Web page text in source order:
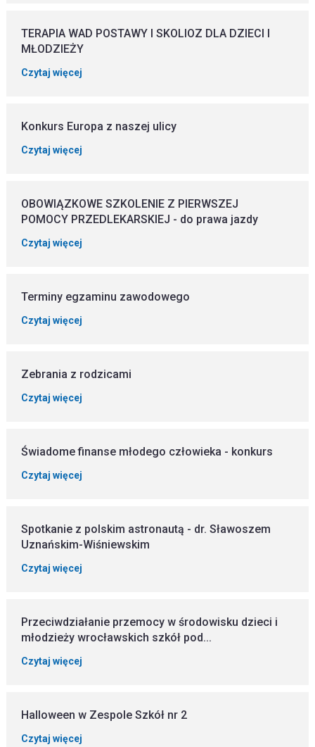
TERAPIA WAD POSTAWY I SKOLIOZ DLA DZIECI I
MŁODZIEŻY
Czytaj więcej
Konkurs Europa z naszej ulicy
Czytaj więcej
OBOWIĄZKOWE SZKOLENIE Z PIERWSZEJ
POMOCY PRZEDLEKARSKIEJ - do prawa jazdy
Czytaj więcej
Terminy egzaminu zawodowego
Czytaj więcej
Zebrania z rodzicami
Czytaj więcej
Świadome finanse młodego człowieka - konkurs
Czytaj więcej
Spotkanie z polskim astronautą - dr. Sławoszem
Uznańskim-Wiśniewskim
Czytaj więcej
Przeciwdziałanie przemocy w środowisku dzieci i
młodzieży wrocławskich szkół pod...
Czytaj więcej
Halloween w Zespole Szkół nr 2
Czytaj więcej